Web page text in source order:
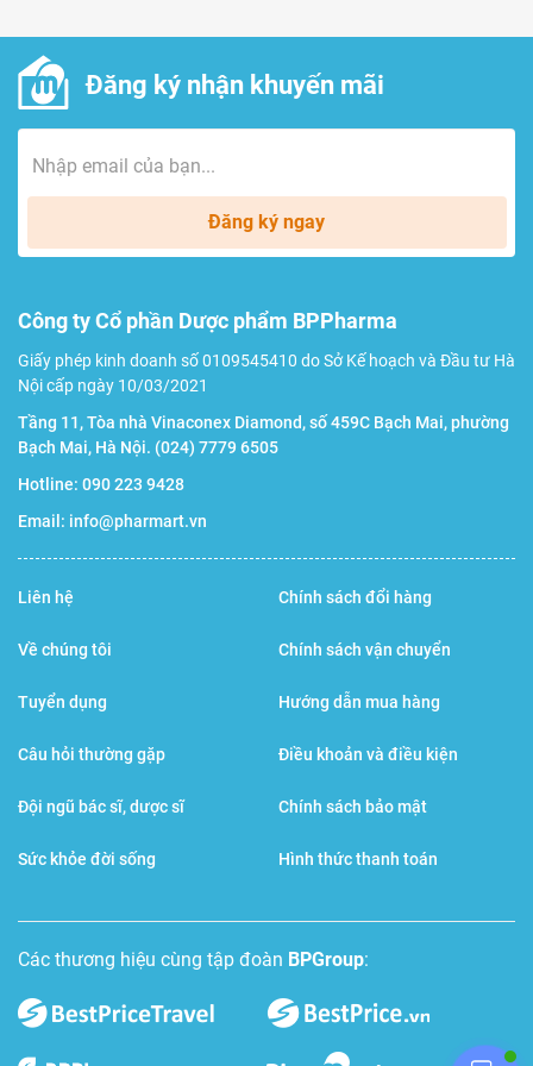
Huyết áp cao
nhẹ
Huyết áp cao
160-180
Huyết áp
>180 >110
Lời khuyên:
cần thiết để đảm bảo máy hoạt động ổn định.
Vệ sinh máy:
Lau sạch máy bằng khăn mềm, khô
Bảo dưỡng:
Định kỳ mang máy đi bảo dưỡng theo
khuyến cáo của nhà sản xuất.
Thông tin bổ sung:
Huyết áp tâm trương:Là áp lực máu khi tim giãn nở.
Đăng ký nhận khuyến mãi
Đăng ký ngay
Công ty Cổ phần Dược phẩm BPPharma
Giấy phép kinh doanh số 0109545410 do Sở Kế hoạch và Đầu tư Hà
Nội cấp ngày 10/03/2021
Tầng 11, Tòa nhà Vinaconex Diamond, số 459C Bạch Mai, phường
Bạch Mai, Hà Nội. (024) 7779 6505
Hotline: 090 223 9428
Email: info@pharmart.vn
Liên hệ
Về chúng tôi
Tuyển dụng
Câu hỏi thường gặp
Đội ngũ bác sĩ, dược sĩ
Sức khỏe đời sống
Chính sách đổi hàng
Chính sách vận chuyển
Hướng dẫn mua hàng
Điều khoản và điều kiện
Chính sách bảo mật
Hình thức thanh toán
Các thương hiệu cùng tập đoàn BPGroup: